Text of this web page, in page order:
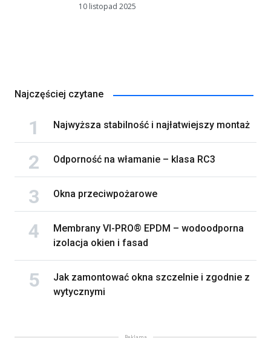
10 listopad 2025
Najczęściej czytane
Najwyższa stabilność i najłatwiejszy montaż
Odporność na włamanie – klasa RC3
Okna przeciwpożarowe
Membrany VI-PRO® EPDM – wodoodporna
izolacja okien i fasad
Jak zamontować okna szczelnie i zgodnie z
wytycznymi